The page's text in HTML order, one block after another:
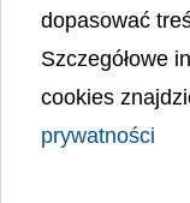
Polityka prywatności
Mapa strony
Ochrona Danych
Deklaracja
dopasować
Szczegółowe
cookies
prywatności